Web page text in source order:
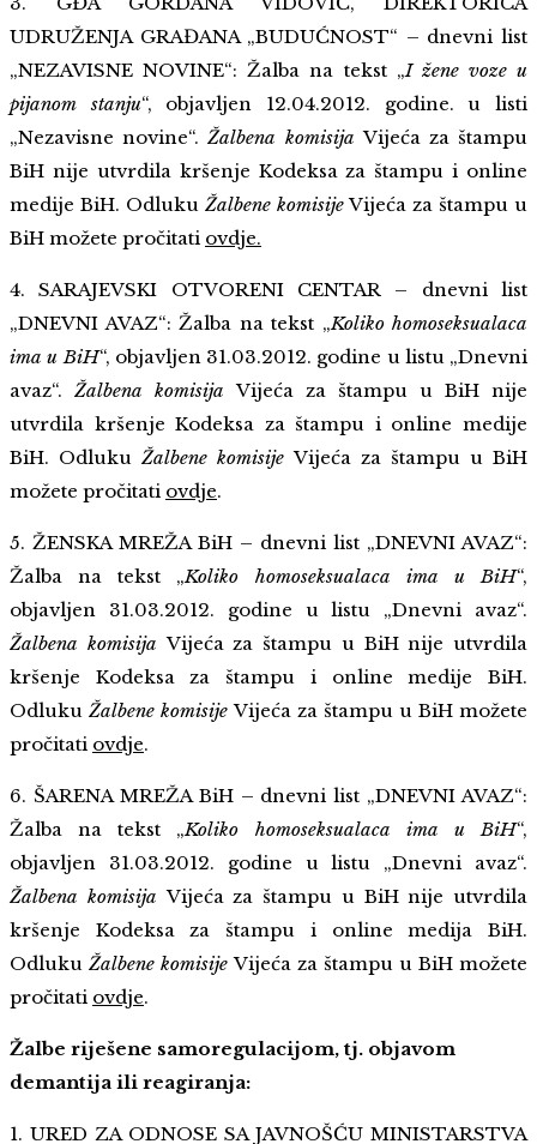
UDRUŽENJA GRAĐANA „BUDUĆNOST“ – dnevni list
„NEZAVISNE NOVINE“: Žalba na tekst „I žene voze u
pijanom stanju“, objavljen 12.04.2012. godine. u listi
„Nezavisne novine“.Žalbena komisijaVijeća za štampu
BiH nije utvrdila kršenje Kodeksa za štampu i online
medije BiH. Odluku Žalbene komisijeVijeća za štampu u
BiH možete pročitati ovdje.
4. SARAJEVSKI OTVORENI CENTAR – dnevni list
„DNEVNI AVAZ“: Žalba na tekst „Koliko homoseksualaca
ima u BiH“, objavljen 31.03.2012. godine u listu „Dnevni
avaz“. Žalbena komisijaVijeća za štampu u BiH nije
utvrdila kršenje Kodeksa za štampu i online medije
BiH. Odluku Žalbene komisijeVijeća za štampu u BiH
možete pročitati ovdje.
5. ŽENSKA MREŽA BiH – dnevni list „DNEVNI AVAZ“:
Žalba na tekst „Koliko homoseksualaca ima u BiH“,
objavljen 31.03.2012. godine u listu „Dnevni avaz“.
Žalbena komisijaVijeća za štampu u BiH nije utvrdila
kršenje Kodeksa za štampu i online medije BiH.
Odluku Žalbene komisijeVijeća za štampu u BiH možete
pročitati ovdje.
6. ŠARENA MREŽA BiH – dnevni list „DNEVNI AVAZ“:
Žalba na tekst „Koliko homoseksualaca ima u BiH“,
objavljen 31.03.2012. godine u listu „Dnevni avaz“.
Žalbena komisijaVijeća za štampu u BiH nije utvrdila
kršenje Kodeksa za štampu i online medija BiH.
Odluku Žalbene komisijeVijeća za štampu u BiH možete
pročitati ovdje.
Žalbe riješene samoregulacijom, tj. objavom
demantija ili reagiranja:
1. URED ZA ODNOSE SA JAVNOŠĆU MINISTARSTVA